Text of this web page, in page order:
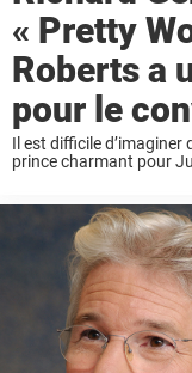
« Pretty
Roberts a
pour le
Il est difficile d’imaginer
prince charmant pour